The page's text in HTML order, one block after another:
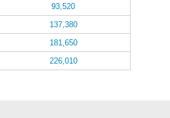
93,520
137,380
181,650
226,010